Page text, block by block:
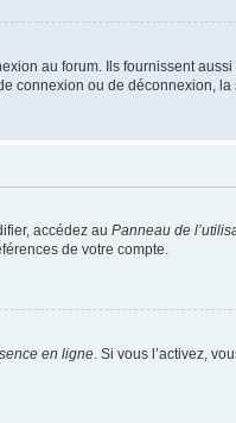
au forum. Ils fournissent
connexion ou de déconnexion,
accédez au Panneau de
de votre compte.
en ligne. Si vous l’activez,